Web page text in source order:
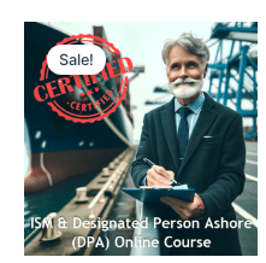
Sale!
prix
initial
était :
3,000.00$ CAD.
prix
actuel
est :
1,599.00$ CAD.